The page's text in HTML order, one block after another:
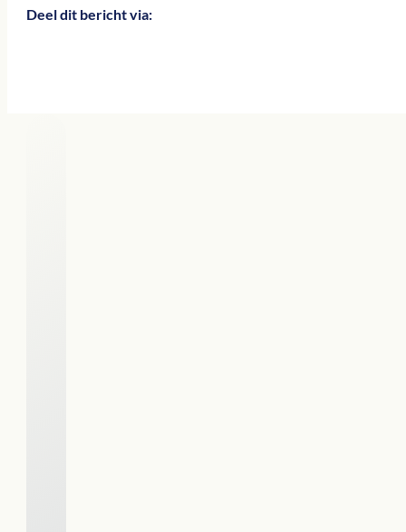
Deel dit bericht via: